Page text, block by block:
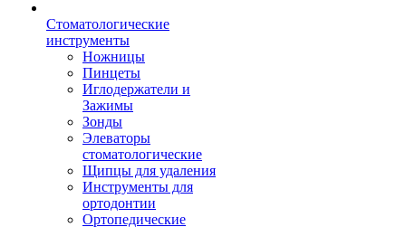
Стоматологические
инструменты
Ножницы
Пинцеты
Иглодержатели и
Зажимы
Зонды
Элеваторы
стоматологические
Щипцы для удаления
Инструменты для
ортодонтии
Ортопедические